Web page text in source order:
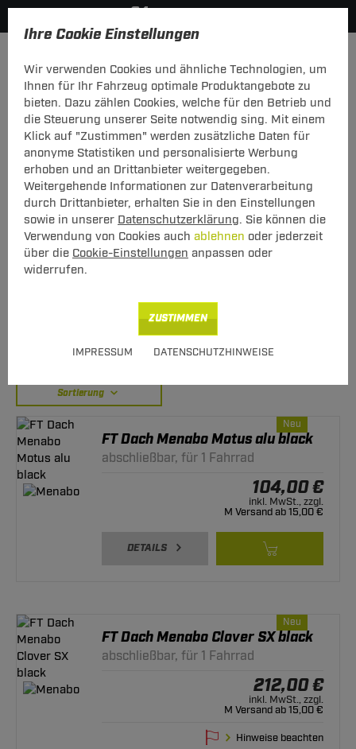
Ihre Cookie Einstellungen
Wir verwenden Cookies und ähnliche Technologien, um
Ihnen für Ihr Fahrzeug optimale Produktangebote zu
bieten. Dazu zählen Cookies, welche für den Betrieb und
die Steuerung unserer Seite notwendig sing. Mit einem
Klick auf "Zustimmen" werden zusätzliche Daten für
anonyme Statistiken und personalisierte Werbung
erhoben und an Drittanbieter weitergegeben.
Weitergehende Informationen zur Datenverarbeitung
durch Drittanbieter, erhalten Sie in den Einstellungen
sowie in unserer Datenschutzerklärung. Sie können die
Verwendung von Cookies auch ablehnen oder jederzeit
über die Cookie-Einstellungen anpassen oder
widerrufen.
IMPRESSUM DATENSCHUTZHINWEISE
ZUSTIMMEN
KATEGORIEN FILTER
Fahrraddachträger
Fahrradträger fürs Dach: für einen entspannten
Ausflug ins Grüne
Ausflüge mit dem Fahrrad gehören zu den beliebtesten
Freizeitaktivitäten der Deutschen. Ein gut ausgebautes
Radwanderwegenetz lockt mit idyllischer Natur und attraktiven
Sehenswürdigkeiten. Doch nur selten hat man diese Routen direkt vor
der Haustür. Also müssen die Drahtesel transportiert werden, häufig
Fahrradträger fürs Dach die ideale Lösung. Bei Transportsysteme24
große Auswahl an günstigen Modellen
weiterlesen
Sortierung
Neu
FT Dach Menabo Motus alu black
abschließbar, für 1 Fahrrad
104,00 €
inkl. MwSt., zzgl.
M Versand ab 15,00 €
DETAILS
Neu
FT Dach Menabo Clover SX black
abschließbar, für 1 Fahrrad
212,00 €
inkl. MwSt., zzgl.
M Versand ab 15,00 €
Hinweise beachten